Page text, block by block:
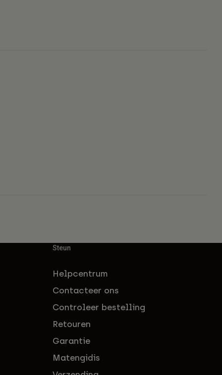
Steun
Helpcentrum
Contacteer ons
Controleer bestelling
Retouren
Garantie
Matengidis